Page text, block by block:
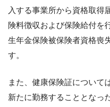
入する事業所から資格取得
険料徴収および保険給付を
生年金保険被保険者資格喪
す。
また、健康保険証について
新たに勤務することとなっ